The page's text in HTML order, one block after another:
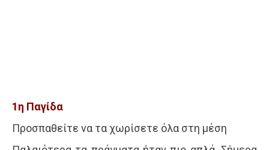
1η Παγίδα
Προσπαθείτε να τα χωρίσετε όλα στη μέση